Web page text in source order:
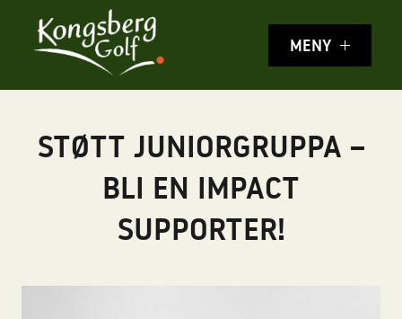
MENY
STØTT JUNIORGRUPPA –
BLI EN IMPACT
SUPPORTER!